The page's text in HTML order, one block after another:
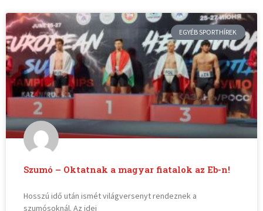
EGYÉB SPORTHÍREK
Szumó – Oktatnak a magyar fiatalok az Eb-n!
Hosszú idő után ismét világversenyt rendeznek a
szumósoknál. Az idei